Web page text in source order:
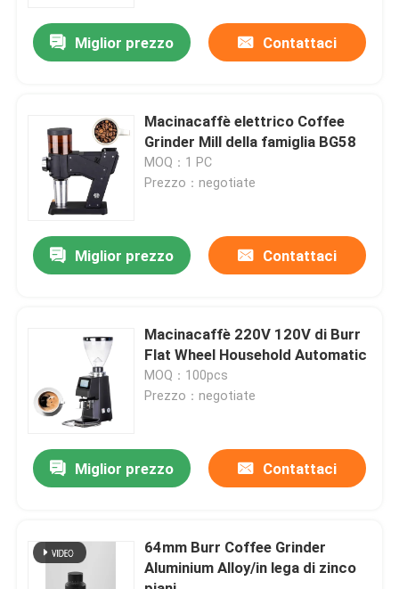
Prodotti
Mostra VR
Circa noi
Controllo di qualità
Contattici
Casi
Burr Coffee Grinder
Miglior prezzo Contattaci
Macinacaffè elettrico Coffee
Grinder Mill della famiglia BG58
MOQ：1 PC
Prezzo：negotiate
Miglior prezzo Contattaci
Macinacaffè 220V 120V di Burr
Flat Wheel Household Automatic
MOQ：100pcs
Prezzo：negotiate
Miglior prezzo Contattaci
64mm Burr Coffee Grinder
Aluminium Alloy/in lega di zinco